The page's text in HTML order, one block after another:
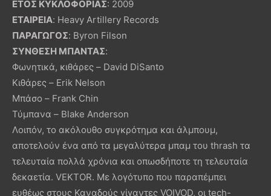
ΕΤΟΣ ΚΥΚΛΟΦΟΡΙΑΣ: 2009
ΕΤΑΙΡΕΙΑ: Heavy Artillery Records
ΠΑΡΑΓΩΓΟΣ: Byron Filson
ΣΥΝΘΕΣΗ ΜΠΑΝΤΑΣ:
Φωνητικά, κιθάρες – David DiSanto
Κιθάρες – Erik Nelson
Μπάσο – Frank Chin
Τύμπανα – Blake Anderson
Λοιπόν, το ακόλουθο συγκρότημα και άλμπουμ,
αποτελούν ένα από τα μεγαλύτερα μπαμ του thrash τα
τελευταία πολλά χρόνια και οπωσδήποτε τη τελευταία
δεκαετία. VEKTOR. Με λογότυπο που παραπέμπει
ευθέως στους Καναδούς γίγαντες VOIVOD, οι tech-